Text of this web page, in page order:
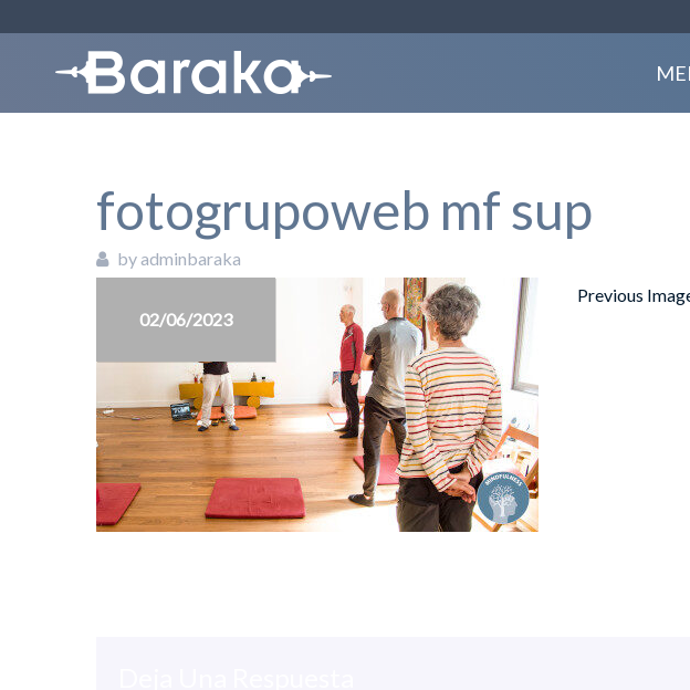
fotogrupoweb mf sup
by adminbaraka
02/06/2023
Previous